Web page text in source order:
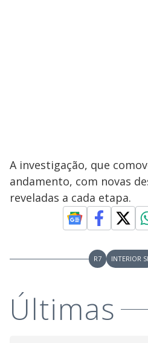
A investigação, que
andamento, com novas
reveladas a cada etapa.
R7 INTERIOR
Últimas